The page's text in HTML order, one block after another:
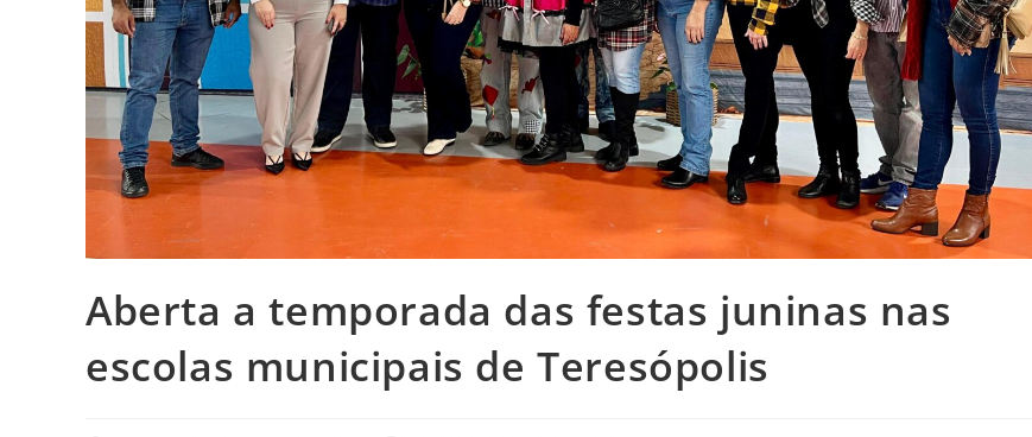
Aberta a temporada das festas juninas nas
escolas municipais de Teresópolis